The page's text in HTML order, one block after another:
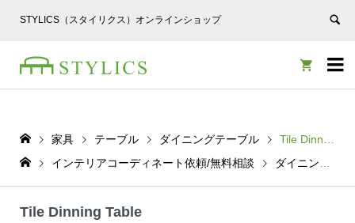
STYLICS（スタイリクス）オンラインショップ


家具 テーブル ダイニングテーブル
Tile Dinning Table
インテリアコーディネート依頼/無料相談
ダイニングテーブル
Tile Dinning Table